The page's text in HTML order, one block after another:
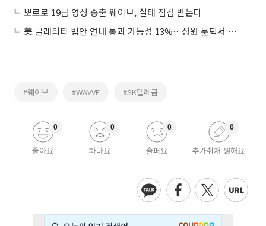
뽀로로 19금 영상 송출 웨이브, 실태 점검 받는다
美 클래리티 법안 연내 통과 가능성 13%…상원 문턱서 제동
#웨이브 #WAVVE #SK텔레콤
좋아요
0
화나요
0
슬퍼요
0
추가취재 원해요
0